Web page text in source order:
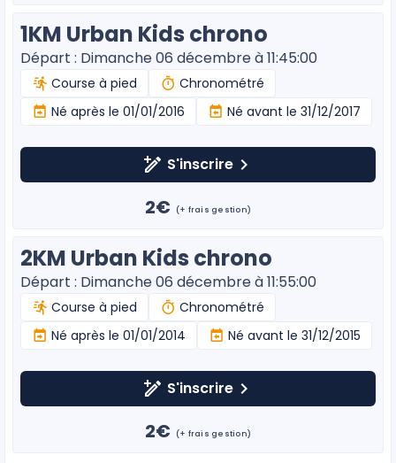
1KM Urban Kids chrono
Départ : Dimanche 06 décembre à 11:45:00
Course à pied
Chronométré
Né après le 01/01/2016
Né avant le 31/12/2017
S'inscrire
2€ (+ frais gestion)
2KM Urban Kids chrono
Départ : Dimanche 06 décembre à 11:55:00
Course à pied
Chronométré
Né après le 01/01/2014
Né avant le 31/12/2015
S'inscrire
2€ (+ frais gestion)